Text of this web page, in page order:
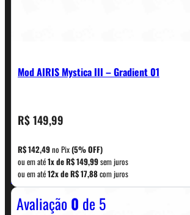
Mod AIRIS Mystica III – Gradient 01
R$149,99
R$142,49no Pix(5% OFF)
ou em até1x deR$149,99sem juros
ou em até12x deR$17,88com juros
Avaliação0 de 5
CONTATO
WhatsApp: (11) 5229-0120